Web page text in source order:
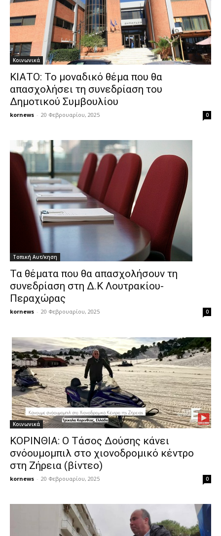
Κοινωνικά
ΚΙΑΤΟ: Το μοναδικό θέμα που θα
απασχολήσει τη συνεδρίαση του
Δημοτικού Συμβουλίου
kornews - 20 Φεβρουαρίου, 2025 0
Τοπική Αυτ/κηση
Τα θέματα που θα απασχολήσουν τη
συνεδρίαση στη Δ.Κ Λουτρακίου-
Περαχώρας
kornews - 20 Φεβρουαρίου, 2025 0
Κοινωνικά
ΚΟΡΙΝΘΙΑ: O Τάσος Δούσης κάνει
σνόουμομπιλ στο χιονοδρομικό κέντρο
στη Ζήρεια (βίντεο)
kornews - 20 Φεβρουαρίου, 2025 0